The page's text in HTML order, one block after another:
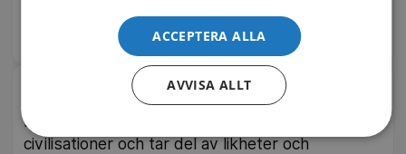
IMDb 6.0 TV10 Play | Pluto TV
Antikens riken
Här följer vi uppgången och fallet för fem antika
civilisationer och tar del av likheter och
ACCEPTERA ALLA
AVVISA ALLT